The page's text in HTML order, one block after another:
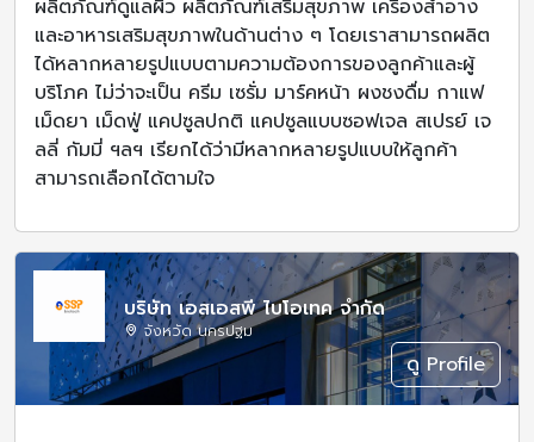
ผลิตภัณฑ์ดูแลผิว ผลิตภัณฑ์เสริมสุขภาพ เครื่องสำอาง
และอาหารเสริมสุขภาพในด้านต่าง ๆ โดยเราสามารถผลิต
ได้หลากหลายรูปแบบตามความต้องการของลูกค้าและผู้
บริโภค ไม่ว่าจะเป็น ครีม เซรั่ม มาร์คหน้า ผงชงดื่ม กาแฟ
เม็ดยา เม็ดฟู่ แคปซูลปกติ แคปซูลแบบซอฟเจล สเปรย์ เจ
ลลี่ กัมมี่ ฯลฯ เรียกได้ว่ามีหลากหลายรูปแบบให้ลูกค้า
สามารถเลือกได้ตามใจ
บริษัท เอสเอสพี ไบโอเทค จำกัด
จังหวัด นครปฐม
ดู Profile